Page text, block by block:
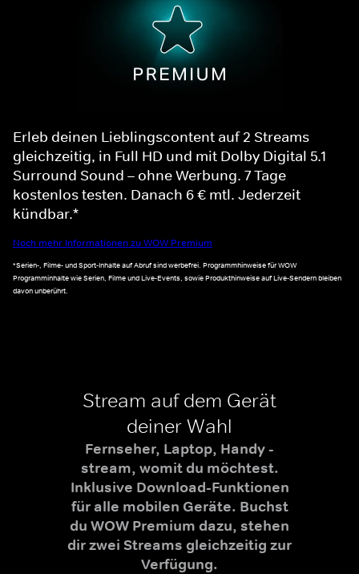
Erleb deinen Lieblingscontent auf 2 Streams
gleichzeitig, in Full HD und mit Dolby Digital 5.1
Surround Sound – ohne Werbung. 7 Tage
kostenlos testen. Danach 6 € mtl. Jederzeit
kündbar.*
Noch mehr Informationen zu WOW Premium
*Serien-, Filme- und Sport-Inhalte auf Abruf sind werbefrei. Programmhinweise für WOW
Programminhalte wie Serien, Filme und Live-Events, sowie Produkthinweise auf Live-Sendern bleiben
davon unberührt.
Stream auf dem Gerät
deiner Wahl
Fernseher, Laptop, Handy -
stream, womit du möchtest.
Inklusive Download-Funktionen
für alle mobilen Geräte. Buchst
du WOW Premium dazu, stehen
dir zwei Streams gleichzeitig zur
Verfügung.